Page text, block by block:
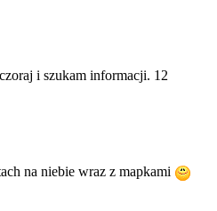
i szukam informacji. 12
na niebie wraz z mapkami